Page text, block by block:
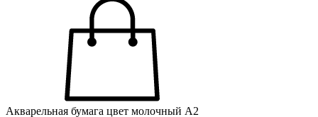
Акварельная бумага цвет молочный А2